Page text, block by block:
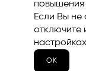
повышения
Если Вы не
отключите
ОК